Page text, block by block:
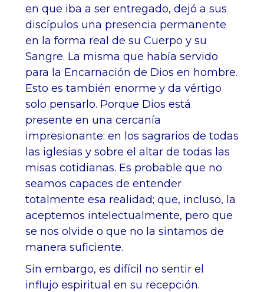
en que iba a ser entregado, dejó a sus
discípulos una presencia permanente
en la forma real de su Cuerpo y su
Sangre. La misma que había servido
para la Encarnación de Dios en hombre.
Esto es también enorme y da vértigo
solo pensarlo. Porque Dios está
presente en una cercanía
impresionante: en los sagrarios de todas
las iglesias y sobre el altar de todas las
misas cotidianas. Es probable que no
seamos capaces de entender
totalmente esa realidad; que, incluso, la
aceptemos intelectualmente, pero que
se nos olvide o que no la sintamos de
manera suficiente.
Sin embargo, es difícil no sentir el
influjo espiritual en su recepción.